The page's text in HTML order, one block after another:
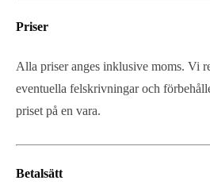
Priser
Alla priser anges inklusive moms. Vi
eventuella felskrivningar och
priset på en vara.
Betalsätt